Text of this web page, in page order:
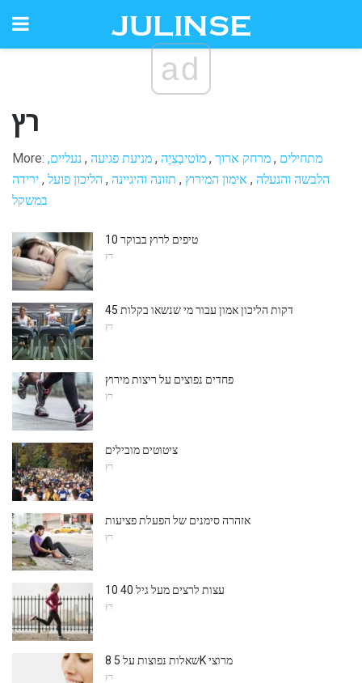
ad
רץ
More: מתחילים , מרחק ארוך , מוֹטִיבָצִיָה , מניעת פגיעה , נעליים,
הלבשה והנעלה , אימון המירוץ , תזונה והיגיינה , הליכון פועל , ירידה
במשקל
10 טיפים לרוץ בבוקר
רץ
45 דקות הליכון אמון עבור מי שנשאו בקלות
רץ
פחדים נפוצים על ריצות מירוץ
רץ
ציטוטים מובילים
רץ
אזהרה סימנים של הפעלת פציעות
רץ
10 עצות לרצים מעל גיל 40
רץ
8 שאלות נפוצות על 5K מרוצי
רץ